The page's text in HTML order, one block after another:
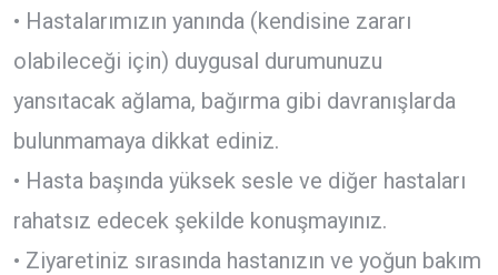
• Hastalarımızın yanında (kendisine zararı
olabileceği için) duygusal durumunuzu
yansıtacak ağlama, bağırma gibi davranışlarda
bulunmamaya dikkat ediniz.
• Hasta başında yüksek sesle ve diğer hastaları
rahatsız edecek şekilde konuşmayınız.
• Ziyaretiniz sırasında hastanızın ve yoğun bakım